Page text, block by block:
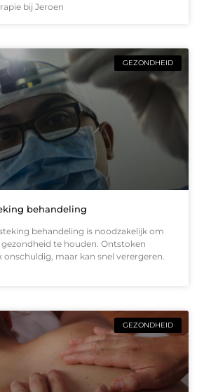
bij Jeroen
GEZONDHEID
behandeling
behandeling is noodzakelijk om
te houden. Ontstoken
onschuldig, maar kan snel verergeren.
GEZONDHEID